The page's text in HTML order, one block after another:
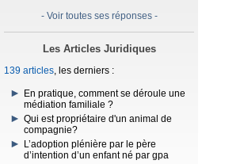
- Voir toutes ses réponses -
Les Articles Juridiques
139 articles, les derniers :
En pratique, comment se déroule une
médiation familiale ?
Qui est propriétaire d'un animal de
compagnie?
L’adoption plénière par le père
d’intention d’un enfant né par gpa